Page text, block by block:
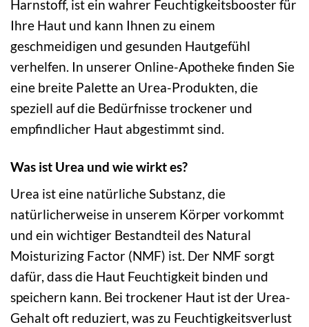
Harnstoff, ist ein wahrer Feuchtigkeitsbooster für
Ihre Haut und kann Ihnen zu einem
geschmeidigen und gesunden Hautgefühl
verhelfen. In unserer Online-Apotheke finden Sie
eine breite Palette an Urea-Produkten, die
speziell auf die Bedürfnisse trockener und
empfindlicher Haut abgestimmt sind.
Was ist Urea und wie wirkt es?
Urea ist eine natürliche Substanz, die
natürlicherweise in unserem Körper vorkommt
und ein wichtiger Bestandteil des Natural
Moisturizing Factor (NMF) ist. Der NMF sorgt
dafür, dass die Haut Feuchtigkeit binden und
speichern kann. Bei trockener Haut ist der Urea-
Gehalt oft reduziert, was zu Feuchtigkeitsverlust